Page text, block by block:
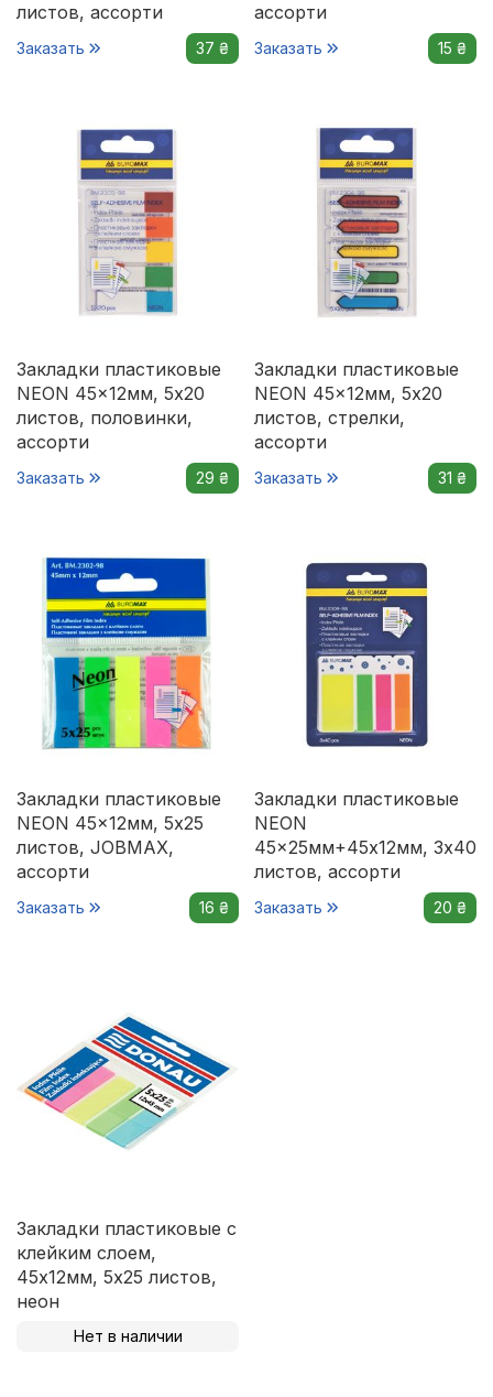
листов, ассорти
Заказать 37 ₴
ассорти
Заказать 15 ₴
Закладки пластиковые
NEON 45x12мм, 5х20
листов, половинки,
ассорти
Заказать 29 ₴
Закладки пластиковые
NEON 45x12мм, 5х20
листов, стрелки,
ассорти
Заказать 31 ₴
Закладки пластиковые
NEON 45x12мм, 5х25
листов, JOBMAX,
ассорти
Заказать 16 ₴
Закладки пластиковые
NEON
45x25мм+45x12мм, 3х40
листов, ассорти
Заказать 20 ₴
Закладки пластиковые с
клейким слоем,
45х12мм, 5х25 листов,
неон
Нет в наличии